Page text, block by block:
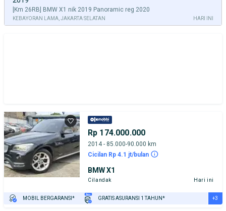
[Km 26RB] BMW X1 nik 2019 Panoramic reg 2020
KEBAYORAN LAMA, JAKARTA SELATAN HARI INI
Rp 174.000.000
2014 - 85.000-90.000 km
Cicilan Rp 4.1 jt/bulan
BMW X1
Cilandak Hari ini
MOBIL BERGARANSI* GRATIS ASURANSI 1 TAHUN* +3